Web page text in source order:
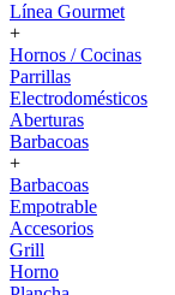
Línea Gourmet
+
Hornos / Cocinas
Parrillas
Electrodomésticos
Aberturas
Barbacoas
+
Barbacoas
Empotrable
Accesorios
Grill
Horno